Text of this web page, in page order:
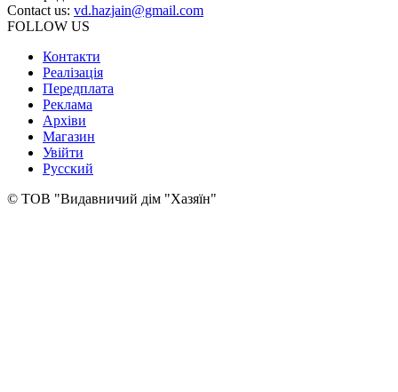
Contact us: vd.hazjain@gmail.com
FOLLOW US
Контакти
Реалізація
Передплата
Реклама
Архіви
Магазин
Увійти
Русский
© ТОВ "Видавничий дім "Хазяїн"